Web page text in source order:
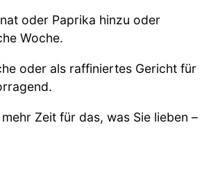
oder Paprika hinzu oder
Woche.
oder als raffiniertes Gericht für
Zeit für das, was Sie lieben –